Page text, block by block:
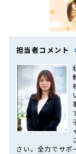
担当者コメント
さい。全力でサポ